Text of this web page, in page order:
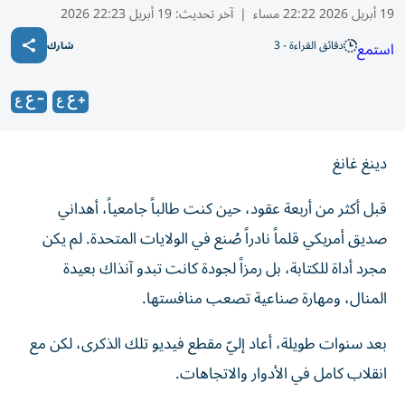
19 أبريل 2026 22:22 مساء | آخر تحديث:19 أبريل 22:23 2026
استمع دقائق القراءة - 3 شارك
دينغ غانغ
قبل أكثر من أربعة عقود، حين كنت طالباً جامعياً، أهداني
صديق أمريكي قلماً نادراً صُنع في الولايات المتحدة. لم يكن
مجرد أداة للكتابة، بل رمزاً لجودة كانت تبدو آنذاك بعيدة
المنال، ومهارة صناعية تصعب منافستها.
بعد سنوات طويلة، أعاد إليّ مقطع فيديو تلك الذكرى، لكن مع
انقلاب كامل في الأدوار والاتجاهات.